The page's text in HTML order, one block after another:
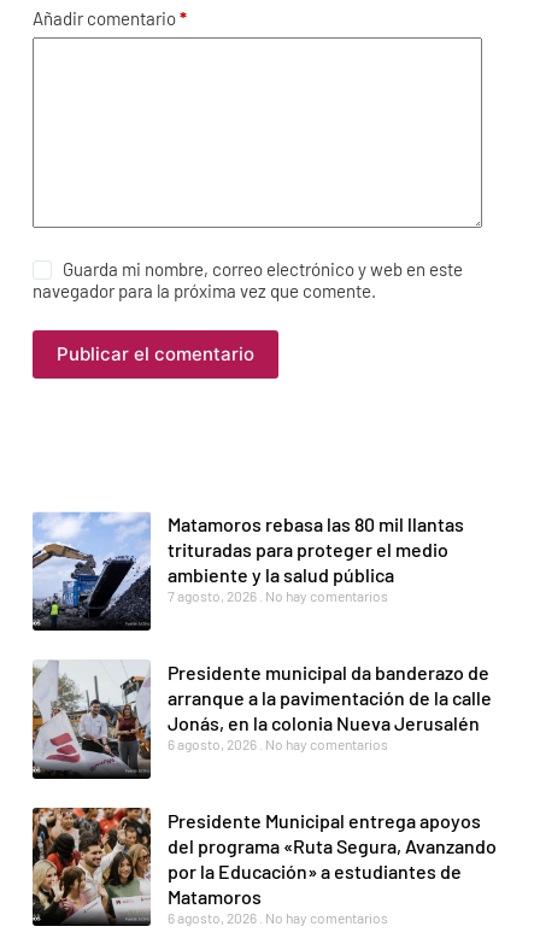
Añadir comentario*
Guarda mi nombre, correo electrónico y web en este
navegador para la próxima vez que comente.
Publicar el comentario
Matamoros rebasa las 80 mil llantas
trituradas para proteger el medio
ambiente y la salud pública
7 agosto, 2026 No hay comentarios
Presidente municipal da banderazo de
arranque a la pavimentación de la calle
Jonás, en la colonia Nueva Jerusalén
6 agosto, 2026 No hay comentarios
Presidente Municipal entrega apoyos
del programa «Ruta Segura, Avanzando
por la Educación» a estudiantes de
Matamoros
6 agosto, 2026 No hay comentarios